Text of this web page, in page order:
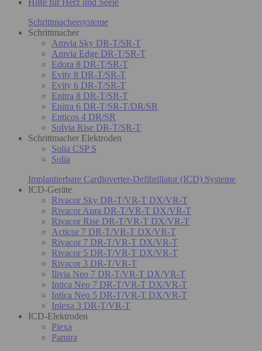
Schrittmachersysteme
Schrittmacher
Amvia Sky DR-T/SR-T
Amvia Edge DR-T/SR-T
Edora 8 DR-T/SR-T
Evity 8 DR-T/SR-T
Evity 6 DR-T/SR-T
Enitra 8 DR-T/SR-T
Enitra 6 DR-T/SR-T/DR/SR
Enticos 4 DR/SR
Solvia Rise DR-T/SR-T
Schrittmacher Elektroden
Solia CSP S
Solia
Implantierbare Cardioverter-Defibrillator (ICD) Systeme
ICD-Geräte
Rivacor Sky DR-T/VR-T DX/VR-T
Rivacor Aura DR-T/VR-T DX/VR-T
Rivacor Rise DR-T/VR-T DX/VR-T
Acticor 7 DR-T/VR-T DX/VR-T
Rivacor 7 DR-T/VR-T DX/VR-T
Rivacor 5 DR-T/VR-T DX/VR-T
Rivacor 3 DR-T/VR-T
Ilivia Neo 7 DR-T/VR-T DX/VR-T
Intica Neo 7 DR-T/VR-T DX/VR-T
Intica Neo 5 DR-T/VR-T DX/VR-T
Inlexa 3 DR-T/VR-T
ICD-Elektroden
Plexa
Pamira